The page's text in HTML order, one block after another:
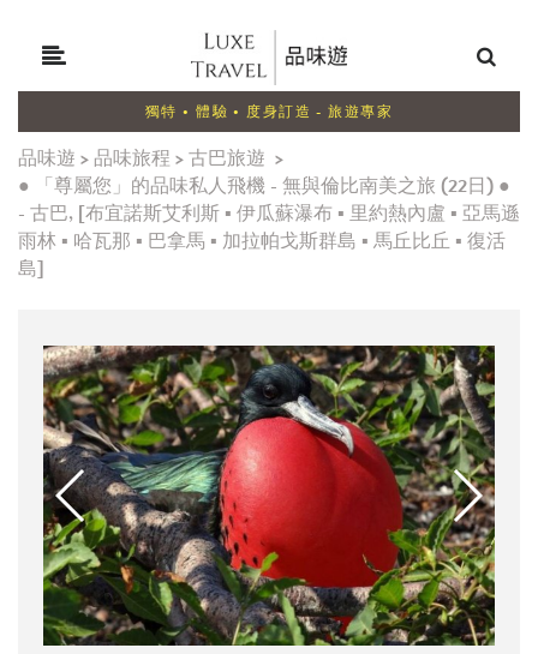
獨特 • 體驗 • 度身訂造 - 旅遊專家
品味遊 > 品味旅程 >古巴旅遊 >
● 「尊屬您」的品味私人飛機 - 無與倫比南美之旅 (22日) ●
- 古巴, [布宜諾斯艾利斯 ▪ 伊瓜蘇瀑布 ▪ 里約熱內盧 ▪ 亞馬遜
雨林 ▪ 哈瓦那 ▪ 巴拿馬 ▪ 加拉帕戈斯群島 ▪ 馬丘比丘 ▪ 復活
島]